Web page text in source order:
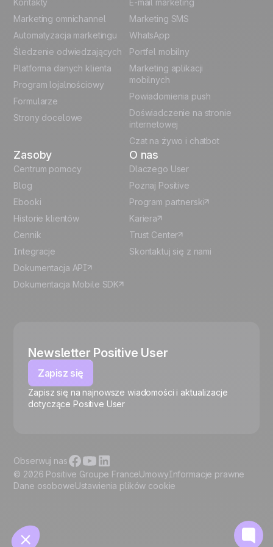
🍪
Zarządzaj plikami cookie
automatyzacji
Odblokuj pełny przypadek użycia
French
German
Italian
Español
Marketing omnichannel
Automatyzacja marketingu
Śledzenie odwiedzających
Platforma danych klienta
Program lojalnościowy
Formularze
Strony docelowe
Marketing SMS
WhatsApp
Portfel mobilny
Marketing aplikacji
mobilnych
Powiadomienia push
Doświadczenie na stronie
internetowej
Czat na żywo i chatbot
Zasoby
Centrum pomocy
Blog
Ebooki
Historie klientów
Cennik
Integracje
Dokumentacja API
Dokumentacja Mobile SDK
O nas
Dlaczego User
Poznaj Positive
Program partnerski
Kariera
Trust Center
Skontaktuj się z nami
Newsletter Positive User
Zapisz się
Zapisz się na najnowsze wiadomości i aktualizacje
dotyczące Positive User
© 2026 Positive Groupe FranceUmowyInformacje prawne
Dane osoboweUstawienia plików cookie
Obserwuj nas